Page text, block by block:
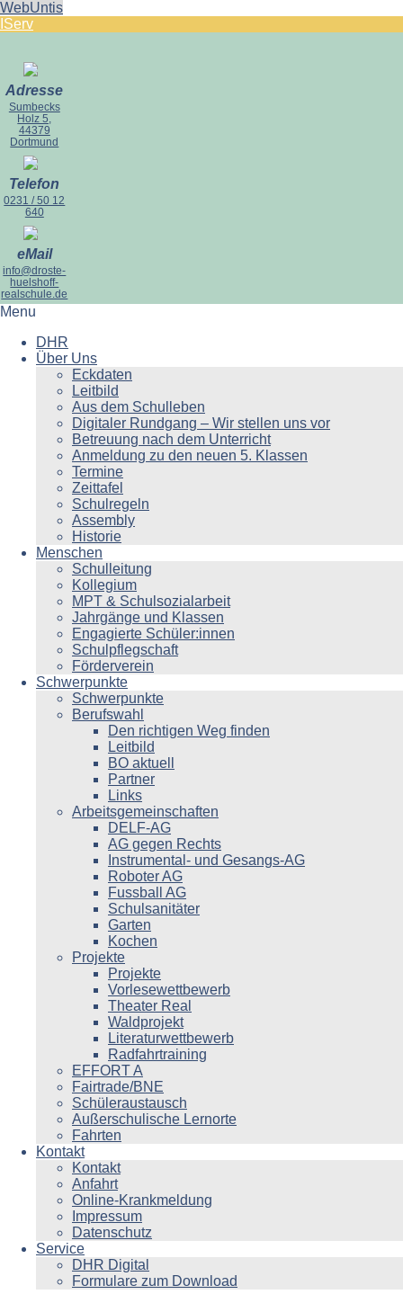
WebUntis
IServ
Adresse
Sumbecks
Holz 5,
44379
Dortmund
Telefon
0231 / 50 12
640
eMail
info@droste-
huelshoff-
realschule.de
Menu
DHR
Über Uns
Eckdaten
Leitbild
Aus dem Schulleben
Digitaler Rundgang – Wir stellen uns vor
Betreuung nach dem Unterricht
Anmeldung zu den neuen 5. Klassen
Termine
Zeittafel
Schulregeln
Assembly
Historie
Menschen
Schulleitung
Kollegium
MPT & Schulsozialarbeit
Jahrgänge und Klassen
Engagierte Schüler:innen
Schulpflegschaft
Förderverein
Schwerpunkte
Schwerpunkte
Berufswahl
Den richtigen Weg finden
Leitbild
BO aktuell
Partner
Links
Arbeitsgemeinschaften
DELF-AG
AG gegen Rechts
Instrumental- und Gesangs-AG
Roboter AG
Fussball AG
Schulsanitäter
Garten
Kochen
Projekte
Projekte
Vorlesewettbewerb
Theater Real
Waldprojekt
Literaturwettbewerb
Radfahrtraining
EFFORT A
Fairtrade/BNE
Schüleraustausch
Außerschulische Lernorte
Fahrten
Kontakt
Kontakt
Anfahrt
Online-Krankmeldung
Impressum
Datenschutz
Service
DHR Digital
Formulare zum Download